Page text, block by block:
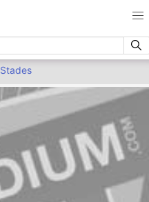
Stades